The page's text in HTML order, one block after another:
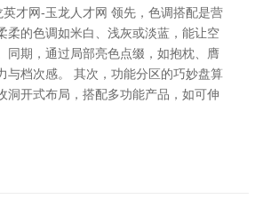
英才网-玉龙人才网 领先，色调搭配是营
柔的色调如米白、浅灰或淡蓝，能让空
同期，通过局部亮色点缀，如抱枕、膺
与档次感。 其次，功能分区的巧妙盘算
洞开式布局，搭配多功能产品，如可伸